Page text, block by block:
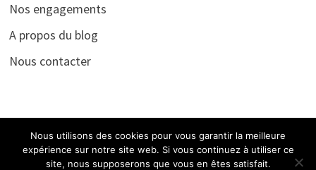
Nos engagements
A propos du blog
Nous contacter
Nous utilisons des cookies pour vous garantir la meilleure
expérience sur notre site web. Si vous continuez à utiliser ce
site, nous supposerons que vous en êtes satisfait.